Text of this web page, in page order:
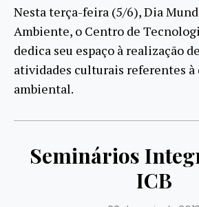
Nesta terça-feira (5/6), Dia
Ambiente, o Centro de
dedica seu espaço à realização
atividades culturais referentes à
ambiental.
Seminários
ICB